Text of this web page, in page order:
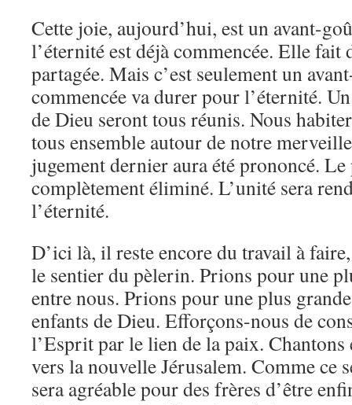
Cette joie, aujourd’hui, est un avant-
l’éternité est déjà commencée. Elle
partagée. Mais c’est seulement un
commencée va durer pour l’éternité.
de Dieu seront tous réunis. Nous
tous ensemble autour de notre
jugement dernier aura été prononcé. Le
complètement éliminé. L’unité sera
l’éternité.
D’ici là, il reste encore du travail à
le sentier du pèlerin. Prions pour une
entre nous. Prions pour une plus
enfants de Dieu. Efforçons-nous de
l’Esprit par le lien de la paix. Chantons
vers la nouvelle Jérusalem. Comme ce
sera agréable pour des frères d’être